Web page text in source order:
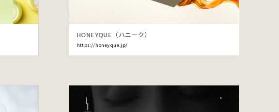
HONEYQUE（ハニーク）
https://honeyque.jp/